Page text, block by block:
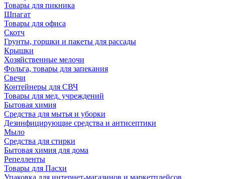
Товары для пикника
Шпагат
Товары для офиса
Скотч
Грунты, горшки и пакеты для рассады
Крышки
Хозяйственные мелочи
Фольга, товары для запекания
Свечи
Контейнеры для СВЧ
Товары для мед. учреждений
Бытовая химия
Средства для мытья и уборки
Дезинфицирующие средства и антисептики
Мыло
Средства для стирки
Бытовая химия для дома
Репелленты
Товары для Пасхи
Упаковка для интернет-магазинов и маркетплейсов